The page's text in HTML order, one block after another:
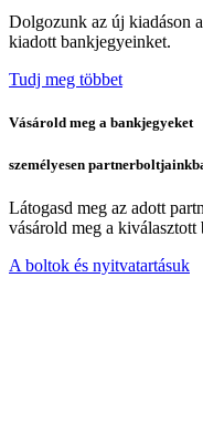
Dolgozunk az új kiadáson
kiadott bankjegyeinket.
Tudj meg többet
Vásárold meg a bankjegyeket
személyesen
Látogasd meg az adott
vásárold meg a kiválasztott
A boltok és nyitvatartásuk